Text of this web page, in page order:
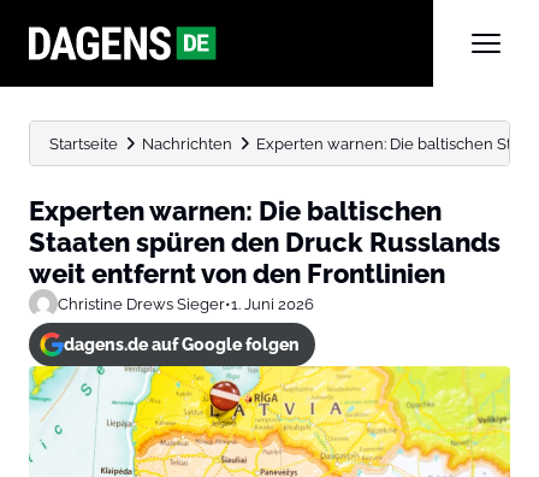
Startseite Nachrichten Experten warnen: Die baltischen
Experten warnen: Die baltischen
Staaten spüren den Druck Russlands
weit entfernt von den Frontlinien
Christine Drews Sieger•1. Juni 2026
dagens.de auf Google folgen